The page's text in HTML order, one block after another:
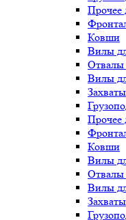
Прочее
Ковши
Вилы
Отвалы
Вилы
Захваты
Прочее
Ковши
Вилы
Отвалы
Вилы
Захваты